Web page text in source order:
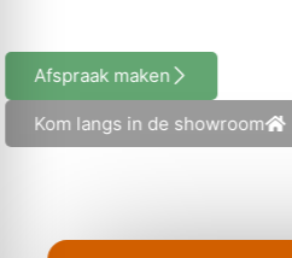
Afspraak maken
Kom langs in de showroom